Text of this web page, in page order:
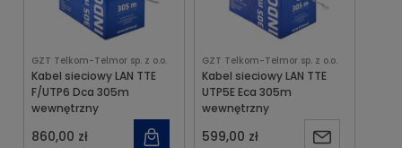
GZT Telkom-Telmor sp. z o.o.
Kabel sieciowy LAN TTE
F/UTP6 Dca 305m
wewnętrzny
860,00 zł
GZT Telkom-Telmor sp. z o.o.
Kabel sieciowy LAN TTE
UTP5E Eca 305m
wewnętrzny
599,00 zł
Powiadom